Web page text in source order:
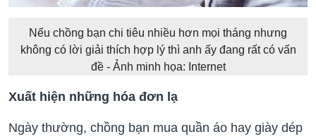
Nếu chồng bạn chi tiêu nhiều hơn mọi tháng nhưng
không có lời giải thích hợp lý thì anh ấy đang rất có vấn
đề - Ảnh minh họa: Internet
Xuất hiện những hóa đơn lạ
Ngày thường, chồng bạn mua quần áo hay giày dép